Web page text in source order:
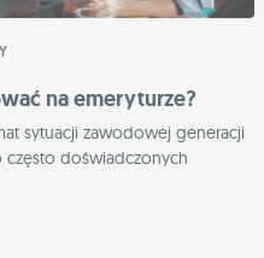
na emeryturze?
sytuacji zawodowej generacji
często doświadczonych